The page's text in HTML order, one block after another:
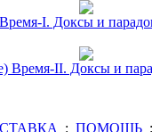
Время-I. Доксы и
Время-II. Доксы и
: ПОМОЩЬ :